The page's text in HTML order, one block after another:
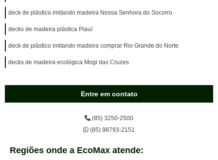
deck de plástico imitando madeira Nossa Senhora do Socorro
decks de madeira plástica Piauí
deck de plástico imitando madeira comprar Rio Grande do Norte
decks de madeira ecológica Mogi das Cruzes
Entre em contato
(85) 3250-2500
(85) 98793-2151
Regiões onde a EcoMax atende: